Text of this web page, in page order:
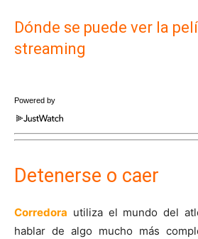
Dónde se puede ver la
streaming
Powered by
Detenerse o caer
Corredora utiliza el mundo del
hablar de algo mucho más